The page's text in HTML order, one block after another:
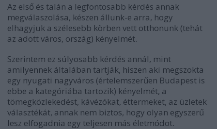
Az első és talán a legfontosabb kérdés annak
megválaszolása, készen állunk-e arra, hogy
elhagyjuk a szélesebb körben vett otthonunk (tehát
az adott város, ország) kényelmét.
Szerintem ez súlyosabb kérdés annál, mint
amilyennek általában tartják, hiszen aki megszokta
egy nyugati nagyváros (értelemszerűen Budapest is
ebbe a kategóriába tartozik) kényelmét, a
tömegközlekedést, kávézókat, éttermeket, az üzletek
választékát, annak nem biztos, hogy olyan egyszerű
lesz elfogadnia egy teljesen más életmódot.